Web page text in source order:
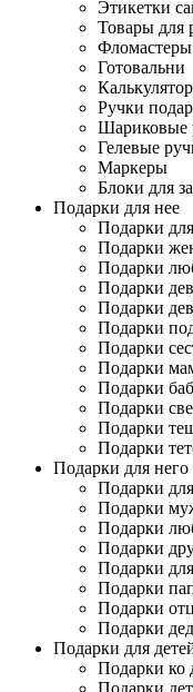
Этикетки
Товары для
Фломастеры
Готовальни
Ручки
Шариковые
Гелевые
Маркеры
Блоки для
Подарки для нее
Подарки
Подарки
Подарки
Подарки
Подарки
Подарки
Подарки
Подарки
Подарки
Подарки
Подарки
Подарки
Подарки для него
Подарки
Подарки
Подарки
Подарки
Подарки
Подарки
Подарки
Подарки
Подарки для
Подарки ко
Подарки